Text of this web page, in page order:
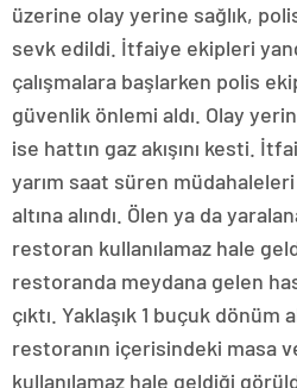
üzerine olay yerine sağlık,
sevk edildi. İtfaiye ekipleri
çalışmalara başlarken polis
güvenlik önlemi aldı. Olay
ise hattın gaz akışını kesti.
yarım saat süren
altına alındı. Ölen ya da
restoran kullanılamaz hale
restoranda meydana gelen
çıktı. Yaklaşık 1 buçuk
restoranın içerisindeki masa
kullanılamaz hale geldiği